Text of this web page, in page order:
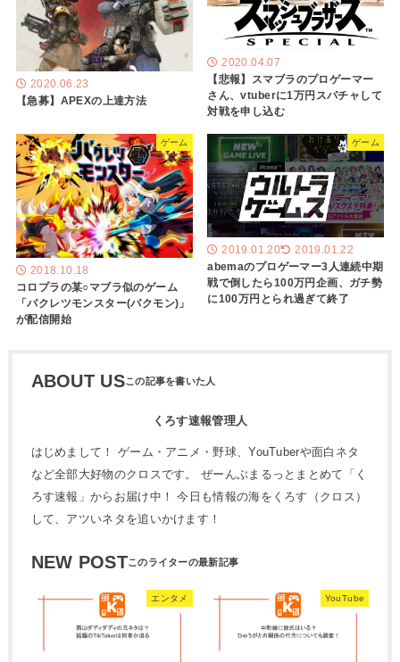
2020.06.23
【急募】APEXの上達方法
2020.04.07
【悲報】スマブラのプロゲーマー
さん、vtuberに1万円スパチャして
対戦を申し込む
ゲーム
2018.10.18
コロプラの某○マブラ似のゲーム
「バクレツモンスター(バクモン)」
が配信開始
ゲーム
2019.01.20 2019.01.22
abemaのプロゲーマー3人連続中期
戦で倒したら100万円企画、ガチ勢
に100万円とられ過ぎて終了
ABOUT US
くろす速報管理人
はじめまして！ ゲーム・アニメ・野球、YouTuberや面白ネタ
など全部大好物のクロスです。 ぜーんぶまるっとまとめて「く
ろす速報」からお届け中！ 今日も情報の海をくろす（クロス）
して、アツいネタを追いかけます！
NEW POST
エンタメ YouTube